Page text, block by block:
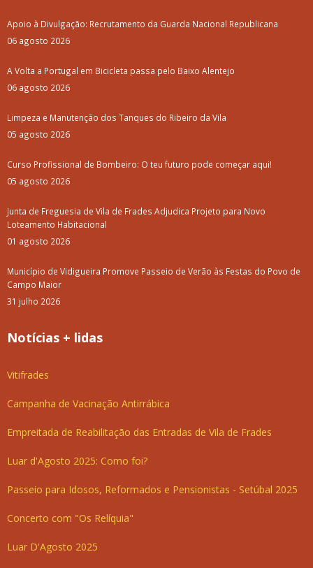
Apoio à Divulgação: Recrutamento da Guarda Nacional Republicana
06 agosto 2026
A Volta a Portugal em Bicicleta passa pelo Baixo Alentejo
06 agosto 2026
Limpeza e Manutenção dos Tanques do Ribeiro da Vila
05 agosto 2026
Curso Profissional de Bombeiro: O teu futuro pode começar aqui!
05 agosto 2026
Junta de Freguesia de Vila de Frades Adjudica Projeto para Novo
Loteamento Habitacional
01 agosto 2026
Município de Vidigueira Promove Passeio de Verão às Festas do Povo de
Campo Maior
31 julho 2026
Notícias + lidas
Vitifrades
Campanha de Vacinação Antirrábica
Empreitada de Reabilitação das Entradas de Vila de Frades
Luar d'Agosto 2025: Como foi?
Passeio para Idosos, Reformados e Pensionistas - Setúbal 2025
Concerto com "Os Relíquia"
Luar D'Agosto 2025